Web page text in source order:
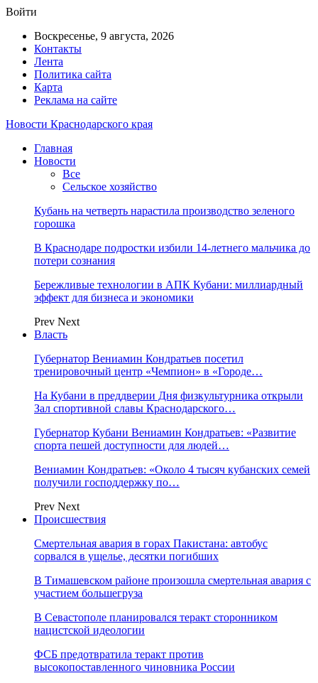
Войти
Воскресенье, 9 августа, 2026
Контакты
Лента
Политика сайта
Карта
Реклама на сайте
Новости Краснодарского края
Главная
Новости
Все
Сельское хозяйство
Кубань на четверть нарастила производство зеленого
горошка
В Краснодаре подростки избили 14-летнего мальчика до
потери сознания
Бережливые технологии в АПК Кубани: миллиардный
эффект для бизнеса и экономики
Prev Next
Власть
Губернатор Вениамин Кондратьев посетил
тренировочный центр «Чемпион» в «Городе…
На Кубани в преддверии Дня физкультурника открыли
Зал спортивной славы Краснодарского…
Губернатор Кубани Вениамин Кондратьев: «Развитие
спорта пешей доступности для людей…
Вениамин Кондратьев: «Около 4 тысяч кубанских семей
получили господдержку по…
Prev Next
Происшествия
Смертельная авария в горах Пакистана: автобус
сорвался в ущелье, десятки погибших
В Тимашевском районе произошла смертельная авария с
участием большегруза
В Севастополе планировался теракт сторонником
нацистской идеологии
ФСБ предотвратила теракт против
высокопоставленного чиновника России